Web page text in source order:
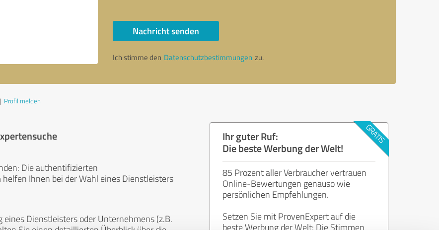
Nachricht senden
Ich stimme den Datenschutzbestimmungen zu.
| Profil melden
Die authentifizierten
Ihnen bei der Wahl eines Dienstleisters
Dienstleisters oder Unternehmens (z.B.
Ihr guter Ruf:
Die beste Werbung der Welt!
85 Prozent aller Verbraucher vertrauen
Online-Bewertungen genauso wie
persönlichen Empfehlungen.
Setzen Sie mit ProvenExpert auf die
beste Werbung der Welt: Die Stimmen